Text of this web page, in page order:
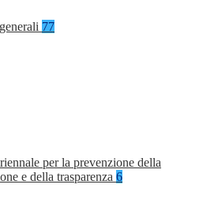
77
per la prevenzione della
e della trasparenza 6